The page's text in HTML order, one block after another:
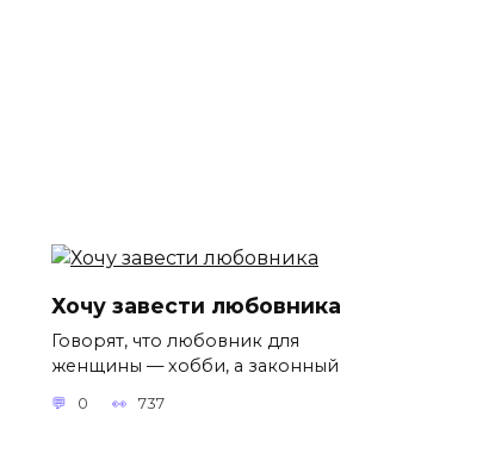
Хочу завести любовника
Говорят, что любовник для
женщины — хобби, а законный
0 737